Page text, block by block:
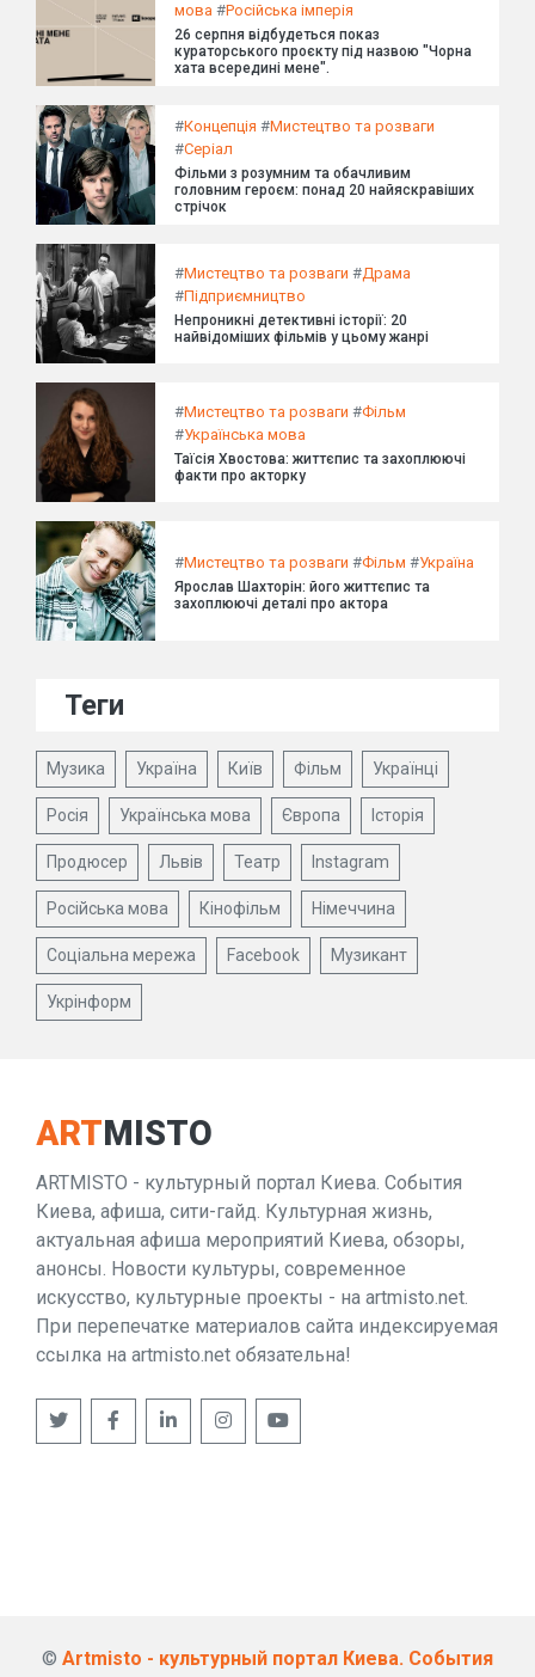
мова #Російська імперія
26 серпня відбудеться показ
кураторського проєкту під назвою "Чорна
хата всередині мене".
#Концепція #Мистецтво та розваги
#Серіал
Фільми з розумним та обачливим
головним героєм: понад 20 найяскравіших
стрічок
#Мистецтво та розваги #Драма
#Підприємництво
Непроникні детективні історії: 20
найвідоміших фільмів у цьому жанрі
#Мистецтво та розваги #Фільм
#Українська мова
Таїсія Хвостова: життєпис та захоплюючі
факти про акторку
#Мистецтво та розваги #Фільм #Україна
Ярослав Шахторін: його життєпис та
захоплюючі деталі про актора
Теги
Музика Україна Київ Фільм Українці
Росія Українська мова Європа Історія
Продюсер Львів Театр Instagram
Російська мова Кінофільм Німеччина
Соціальна мережа Facebook Музикант
Укрінформ
ARTMISTO
ARTMISTO - культурный портал Киева. События
Киева, афиша, сити-гайд. Культурная жизнь,
актуальная афиша мероприятий Киева, обзоры,
анонсы. Новости культуры, современное
искусство, культурные проекты - на artmisto.net.
При перепечатке материалов сайта индексируемая
ссылка на artmisto.net обязательна!
© Artmisto - культурный портал Киева. События